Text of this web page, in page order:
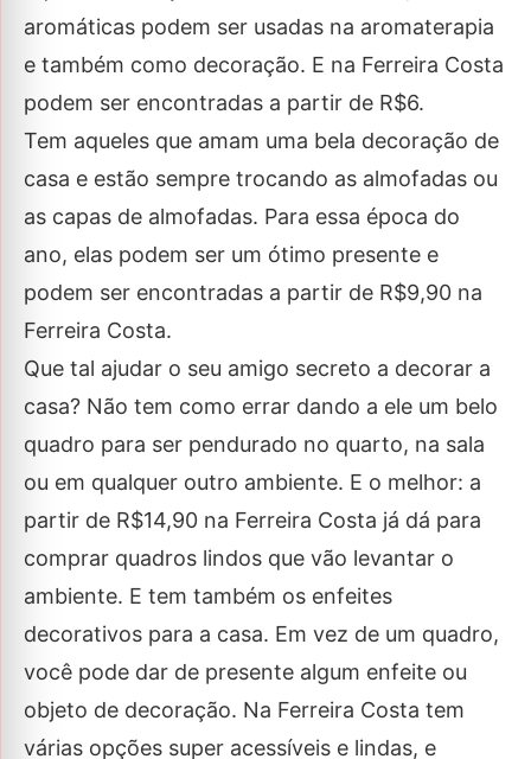
aromáticas podem ser usadas na aromaterapia
e também como decoração. E na Ferreira Costa
podem ser encontradas a partir de R$6.
Tem aqueles que amam uma bela decoração de
casa e estão sempre trocando as almofadas ou
as capas de almofadas. Para essa época do
ano, elas podem ser um ótimo presente e
podem ser encontradas a partir de R$9,90 na
Ferreira Costa.
Que tal ajudar o seu amigo secreto a decorar a
casa? Não tem como errar dando a ele um belo
quadro para ser pendurado no quarto, na sala
ou em qualquer outro ambiente. E o melhor: a
partir de R$14,90 na Ferreira Costa já dá para
comprar quadros lindos que vão levantar o
ambiente. E tem também os enfeites
decorativos para a casa. Em vez de um quadro,
você pode dar de presente algum enfeite ou
objeto de decoração. Na Ferreira Costa tem
várias opções super acessíveis e lindas, e